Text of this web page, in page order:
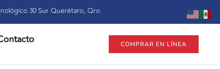
30 Sur Querétaro, Qro.
COMPRAR EN LÍNEA